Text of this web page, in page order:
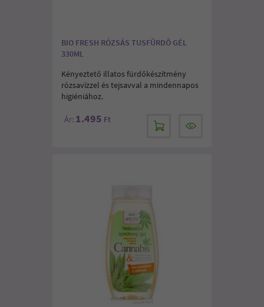
BIO FRESH RÓZSÁS TUSFÜRDŐ GÉL
330ML
Kényeztető illatos fürdőkészítmény
rózsavízzel és tejsavval a mindennapos
higiéniához.
Ár: 1.495 Ft